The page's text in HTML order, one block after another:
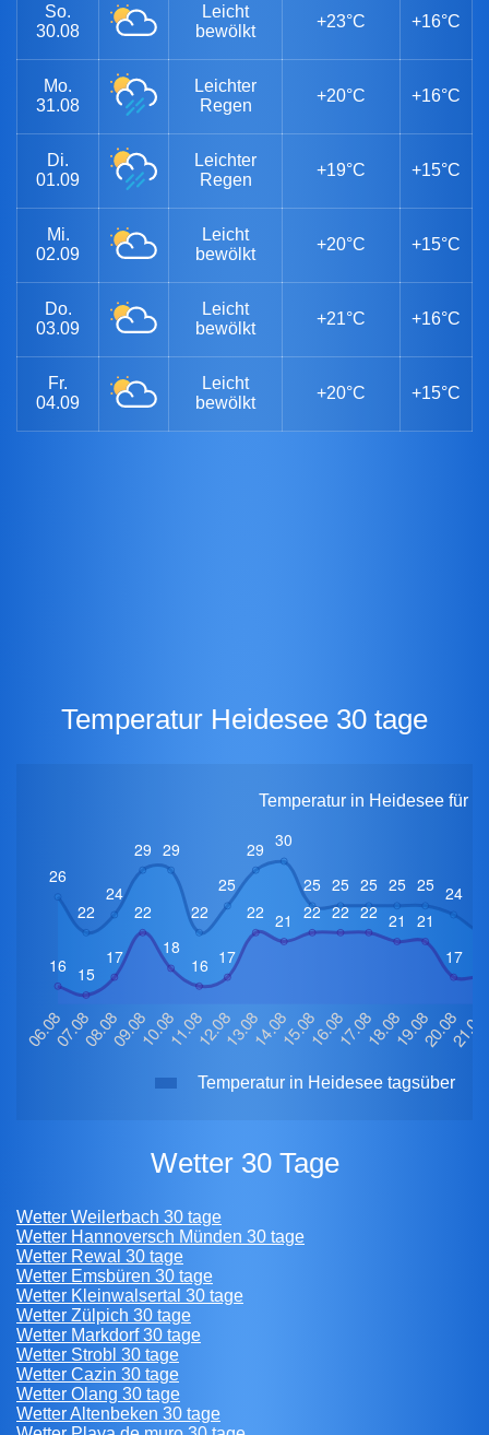
So.
30.08
Leicht
bewölkt
+23°C +16°C
Mo.
31.08
Leichter
Regen
+20°C +16°C
Di.
01.09
Leichter
Regen
+19°C +15°C
Mi.
02.09
Leicht
bewölkt
+20°C +15°C
Do.
03.09
Leicht
bewölkt
+21°C +16°C
Fr.
04.09
Leicht
bewölkt
+20°C +15°C
Temperatur Heidesee 30 tage
Temperatur in Heidesee für
Temperatur in Heidesee tagsüber
Wetter 30 Tage
Wetter Weilerbach 30 tage
Wetter Hannoversch Münden 30 tage
Wetter Rewal 30 tage
Wetter Emsbüren 30 tage
Wetter Kleinwalsertal 30 tage
Wetter Zülpich 30 tage
Wetter Markdorf 30 tage
Wetter Strobl 30 tage
Wetter Cazin 30 tage
Wetter Olang 30 tage
Wetter Altenbeken 30 tage